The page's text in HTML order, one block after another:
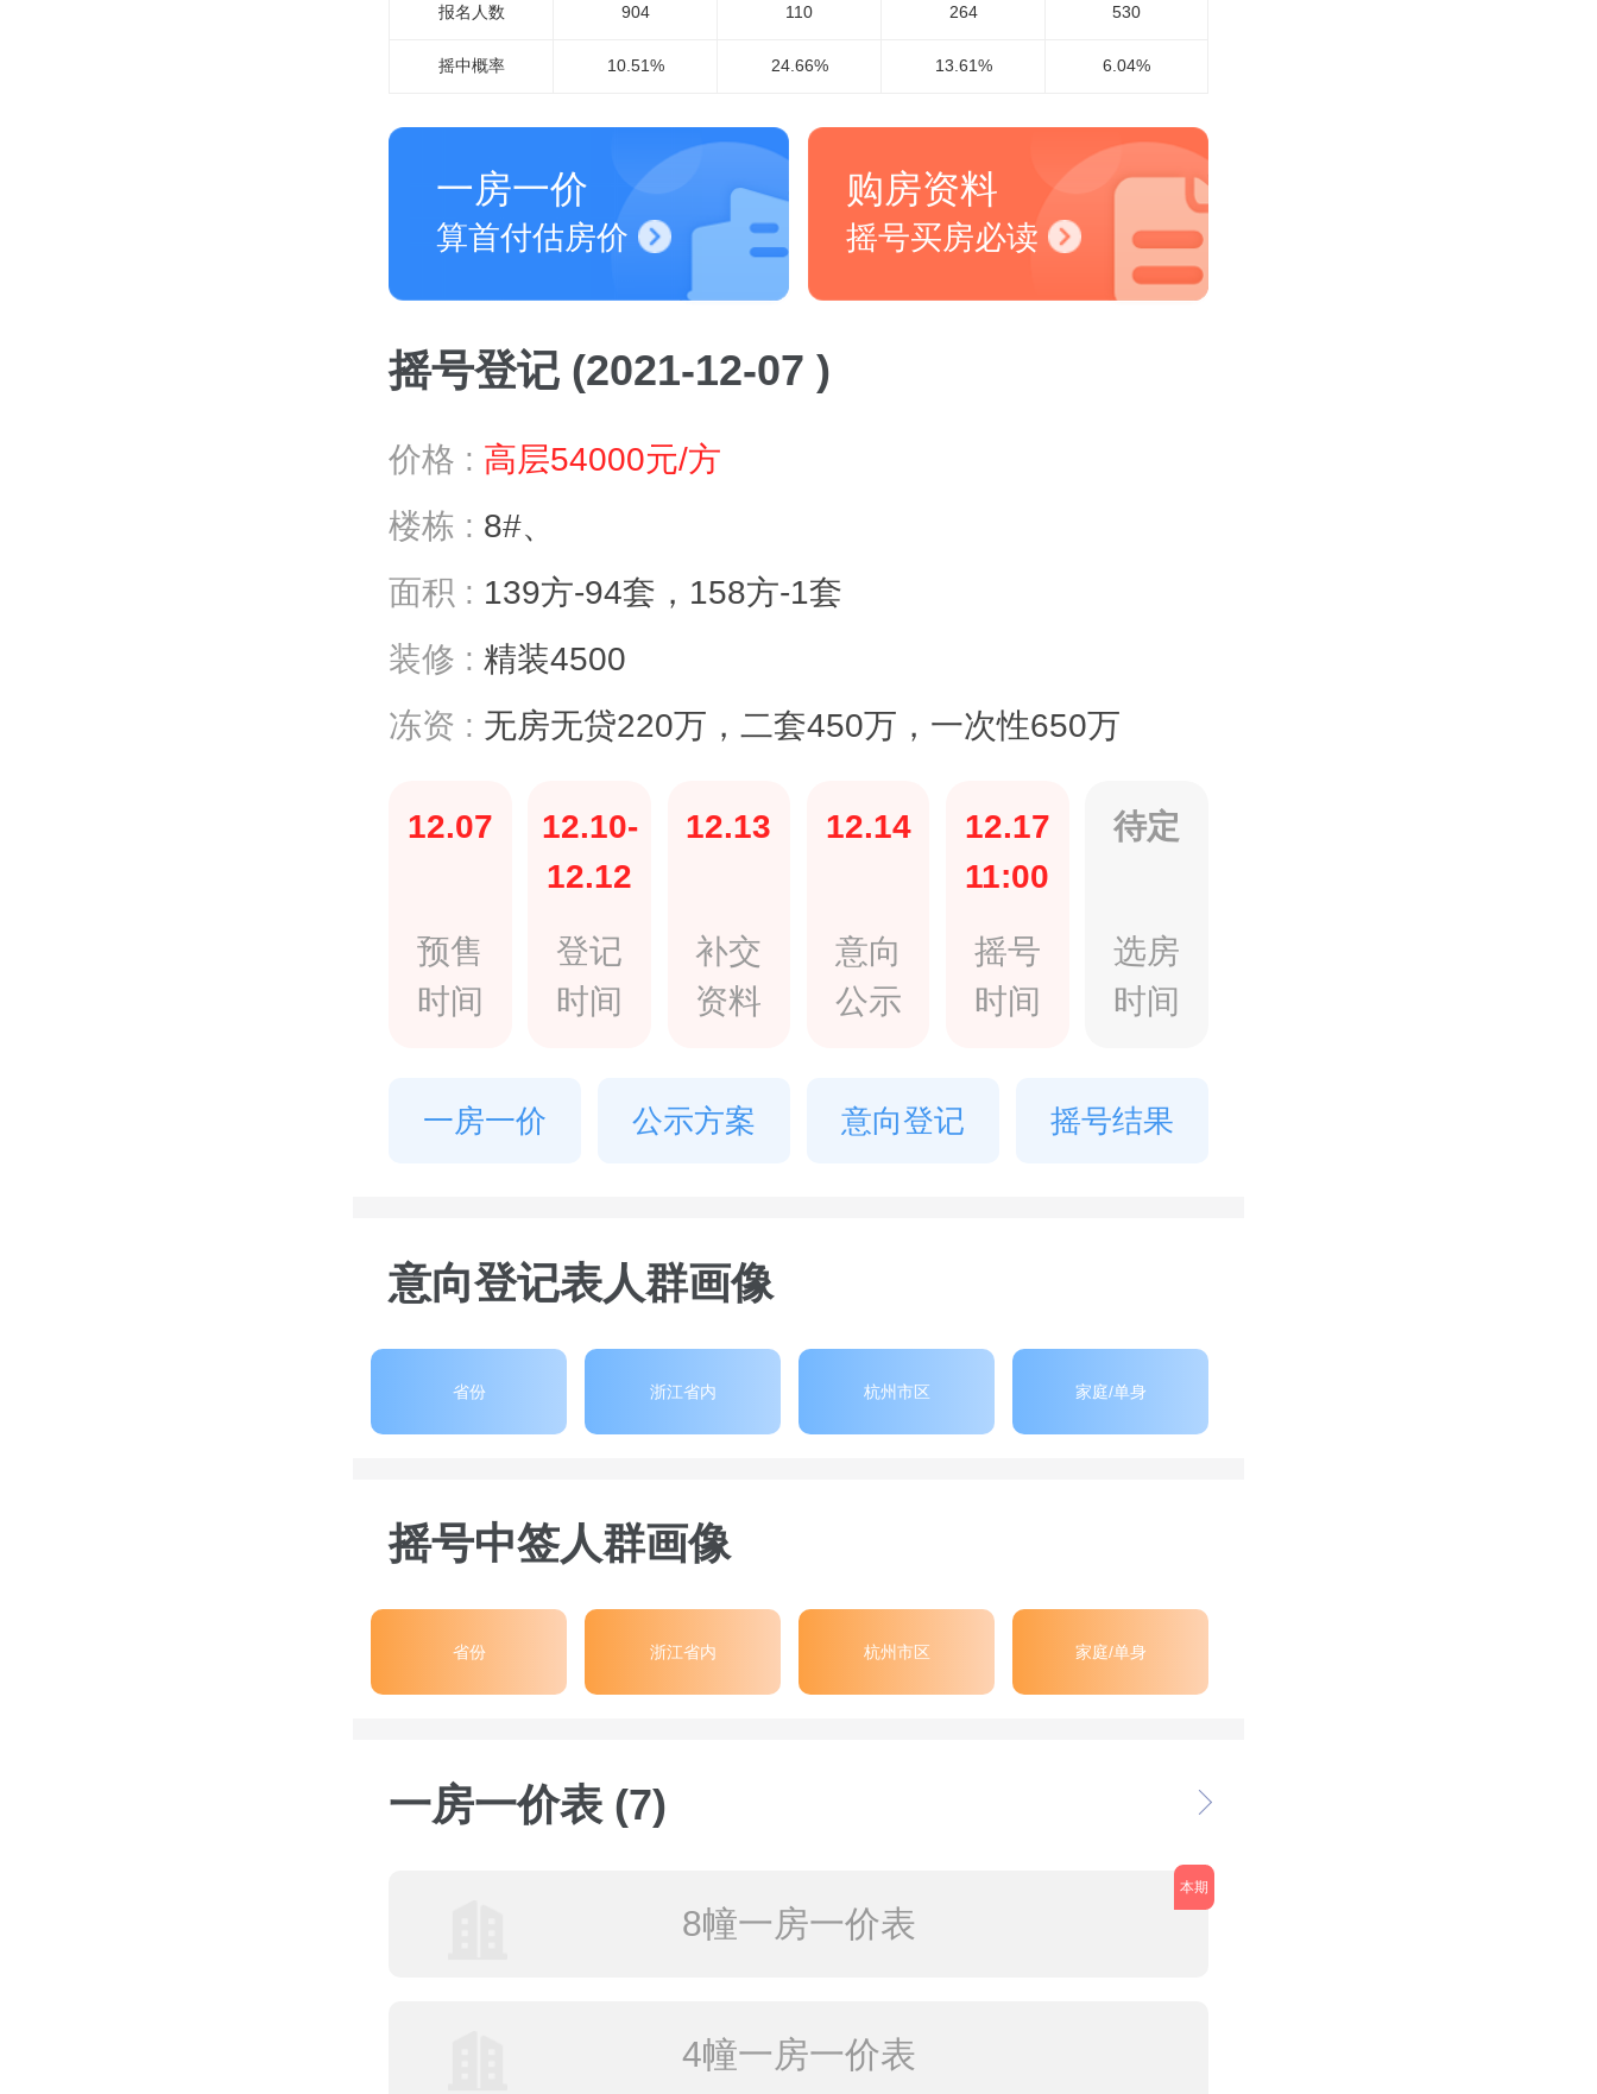
报名 人数 904 110 264 530
摇中概率 10.51% 24.66% 13.61% 6.04%
一房一价
算首付估房价
购房资料
摇号买房必读
摇号登记 (2021-12-07 )
价格 : 高层54000元/方
楼栋 : 8#、
面积 : 139方-94套，158方-1套
装修 : 精装4500
冻资 : 无房无贷220万，二套450万，一次性650万
12.07
预售
时间
12.10-
12.12
登记
时间
12.13
补交
资料
12.14
意向
公示
12.17
11:00
摇号
时间
待定
选房
时间
一房一价 公示方案 意向登记 摇号结果
意向登记表人群画像
省份 浙江省内 杭州市区 家庭/单身
摇号中签人群画像
省份 浙江省内 杭州市区 家庭/单身
一房一价表 (7)
8幢一房一价表
本期
4幢一房一价表